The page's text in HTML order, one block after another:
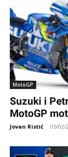
MotoGP
Suzuki i
MotoGP
Jovan Ristić - 05/02/